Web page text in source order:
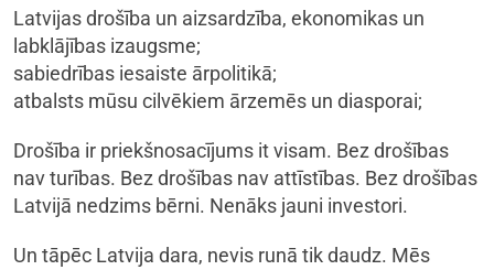
Latvijas drošība un aizsardzība, ekonomikas un
labklājības izaugsme;
sabiedrības iesaiste ārpolitikā;
atbalsts mūsu cilvēkiem ārzemēs un diasporai;
Drošība ir priekšnosacījums it visam. Bez drošības
nav turības. Bez drošības nav attīstības. Bez drošības
Latvijā nedzims bērni. Nenāks jauni investori.
Un tāpēc Latvija dara, nevis runā tik daudz. Mēs